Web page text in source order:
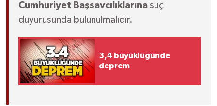
Cumhuriyet Başsavcılıklarınasuç
duyurusunda bulunulmalıdır.
3,4 büyüklüğünde
deprem